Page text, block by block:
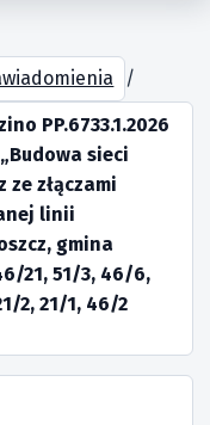
/
PP.6733.1.2026
sieci
złączami
linii
gmina
21, 51/3, 46/6,
2, 21/1, 46/2